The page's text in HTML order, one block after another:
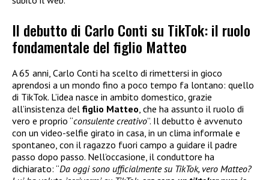
Il debutto di Carlo Conti su TikTok: il ruolo
fondamentale del figlio Matteo
A 65 anni, Carlo Conti ha scelto di rimettersi in gioco
aprendosi a un mondo fino a poco tempo fa lontano: quello
di TikTok. L’idea nasce in ambito domestico, grazie
all’insistenza del figlio Matteo, che ha assunto il ruolo di
vero e proprio “consulente creativo”. Il debutto è avvenuto
con un video-selfie girato in casa, in un clima informale e
spontaneo, con il ragazzo fuori campo a guidare il padre
passo dopo passo. Nell’occasione, il conduttore ha
dichiarato: “Da oggi sono ufficialmente su TikTok, vero Matteo?